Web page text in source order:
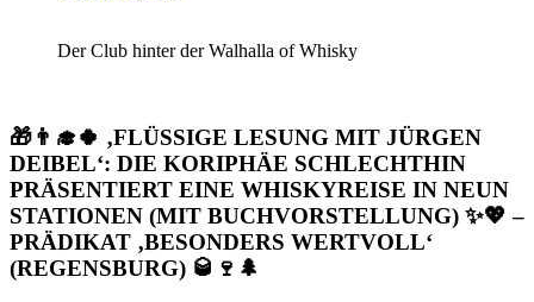
Der Club hinter der Walhalla of Whisky
🎁👨‍🎓🍀 ‚FLÜSSIGE LESUNG MIT JÜRGEN
DEIBEL‘: DIE KORIPHÄE SCHLECHTHIN
PRÄSENTIERT EINE WHISKYREISE IN NEUN
STATIONEN (MIT BUCHVORSTELLUNG) ✨💖 –
PRÄDIKAT ‚BESONDERS WERTVOLL‘
(REGENSBURG) 🥃🍷🌲